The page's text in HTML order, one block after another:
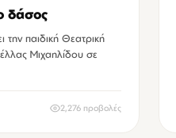
δάσος
παιδική Θεατρική
Μιχαηλίδου σε
2,276 προβολές